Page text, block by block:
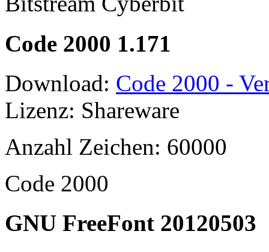
Code 2000 1.171
Download: Code 2000 -
Lizenz: Shareware
Anzahl Zeichen: 60000
Code 2000
GNU FreeFont 20120503